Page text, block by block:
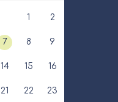
1 2
7 8 9
14 15 16
21 22 23